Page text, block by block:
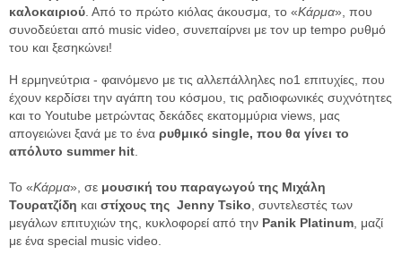
καλοκαιριού . Από το πρώτο κιόλας άκουσμα, το «Κάρμα», που
συνοδεύεται από music video, συνεπαίρνει με τον up tempo ρυθμό
του και ξεσηκώνει!
Η ερμηνεύτρια - φαινόμενο με τις αλλεπάλληλες no1 επιτυχίες, που
έχουν κερδίσει την αγάπη του κόσμου, τις ραδιοφωνικές συχνότητες
και το Youtube μετρώντας δεκάδες εκατομμύρια views, μας
απογειώνει ξανά με το ένα ρυθμικό single, που θα γίνει το
απόλυτο summer hit
Το «Κάρμα», σε μουσική του παραγωγού της Μιχάλη
Τουρατζίδη και στίχους της Jenny Tsiko , συντελεστές των
μεγάλων επιτυχιών της, κυκλοφορεί από την Panik Platinum , μαζί
με ένα special music video.